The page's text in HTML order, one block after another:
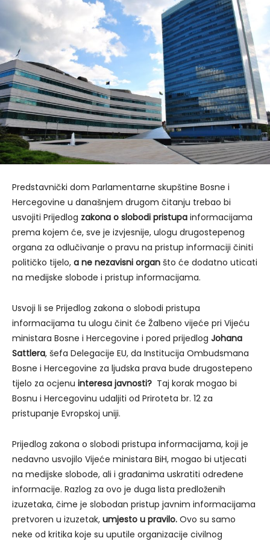
Predstavnički dom Parlamentarne skupštine Bosne i
Hercegovine u današnjem drugom čitanju trebao bi
usvojiti Prijedlog zakona o slobodi pristupa informacijama
prema kojem će, sve je izvjesnije, ulogu drugostepenog
organa za odlučivanje o pravu na pristup informaciji činiti
političko tijelo, a ne nezavisni organ što će dodatno uticati
na medijske slobode i pristup informacijama.
Usvoji li se Prijedlog zakona o slobodi pristupa
informacijama tu ulogu činit će Žalbeno vijeće pri Vijeću
ministara Bosne i Hercegovine i pored prijedlog Johana
Sattlera, šefa Delegacije EU, da Institucija Ombudsmana
Bosne i Hercegovine za ljudska prava bude drugostepeno
tijelo za ocjenu interesa javnosti? Taj korak mogao bi
Bosnu i Hercegovinu udaljiti od Priroteta br. 12 za
pristupanje Evropskoj uniji.
Prijedlog zakona o slobodi pristupa informacijama, koji je
nedavno usvojilo Vijeće ministara BiH, mogao bi utjecati
na medijske slobode, ali i građanima uskratiti određene
informacije. Razlog za ovo je duga lista predloženih
izuzetaka, čime je slobodan pristup javnim informacijama
pretvoren u izuzetak, umjesto u pravilo. Ovo su samo
neke od kritika koje su uputile organizacije civilnog